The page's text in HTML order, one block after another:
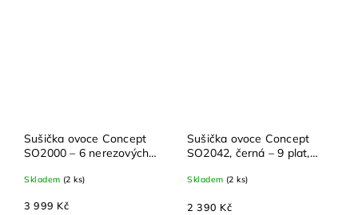
Sušička ovoce Concept
SO2000 – 6 nerezových
RAW tácky, 35–70 °C, 650
Skladem (2 ks)
3 999 Kč
Sušička ovoce Concept
SO2042, černá – 9 plat,
500 W
Skladem (2 ks)
2 390 Kč